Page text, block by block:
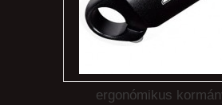
ergonómikus